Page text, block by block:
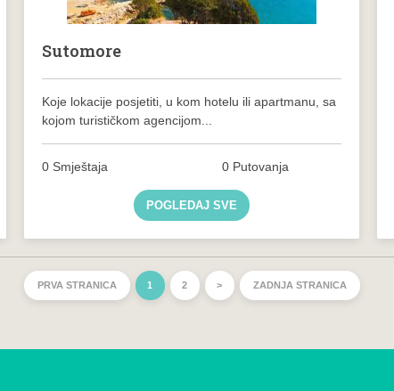
Sutomore
Koje lokacije posjetiti, u kom hotelu ili apartmanu, sa
kojom turističkom agencijom...
0 Smještaja 0 Putovanja
POGLEDAJ SVE
PRVA STRANICA 1 2 > ZADNJA STRANICA